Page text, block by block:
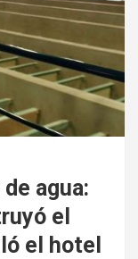
agua:
el
el hotel